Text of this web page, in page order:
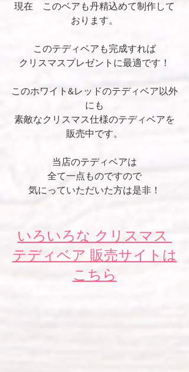
現在　このベアも丹精込めて制作して
おります。
このテディベアも完成すれば
クリスマスプレゼントに最適です！
このホワイト&レッドのテディベア以外
にも
素敵なクリスマス仕様のテディベアを
販売中です。
当店のテディベアは
全て一点ものですので
気にっていただいた方は是非！
いろいろな クリスマス
テディベア 販売サイトは
こちら